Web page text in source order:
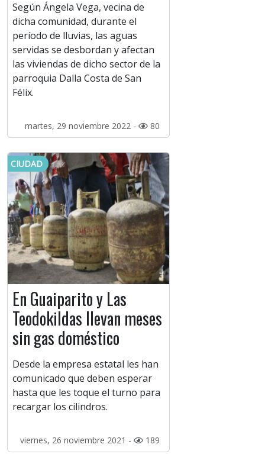
Según Ángela Vega, vecina de
dicha comunidad, durante el
período de lluvias, las aguas
servidas se desbordan y afectan
las viviendas de dicho sector de la
parroquia Dalla Costa de San
Félix.
martes, 29 noviembre 2022 - 80
CIUDAD
En Guaiparito y Las
Teodokildas llevan meses
sin gas doméstico
Desde la empresa estatal les han
comunicado que deben esperar
hasta que les toque el turno para
recargar los cilindros.
viernes, 26 noviembre 2021 - 189